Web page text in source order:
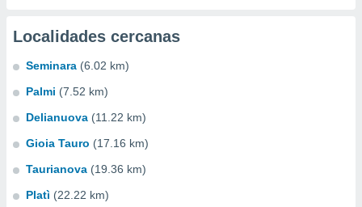
Localidades cercanas
Seminara (6.02 km)
Palmi (7.52 km)
Delianuova (11.22 km)
Gioia Tauro (17.16 km)
Taurianova (19.36 km)
Platì (22.22 km)